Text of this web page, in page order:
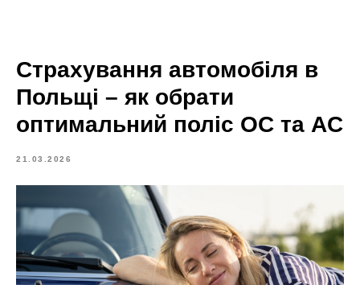
Страхування автомобіля в
Польщі – як обрати
оптимальний поліс OC та AC
21.03.2026